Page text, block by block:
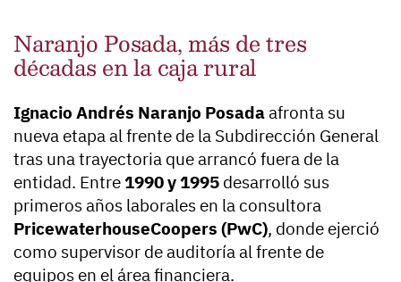
Naranjo Posada, más de tres
décadas en la caja rural
Ignacio Andrés Naranjo Posadaafronta su
nueva etapa al frente de la Subdirección General
tras una trayectoria que arrancó fuera de la
entidad. Entre 1990 y 1995 desarrolló sus
primeros años laborales en la consultora
PricewaterhouseCoopers (PwC), donde ejerció
como supervisor de auditoría al frente de
equipos en el área financiera.